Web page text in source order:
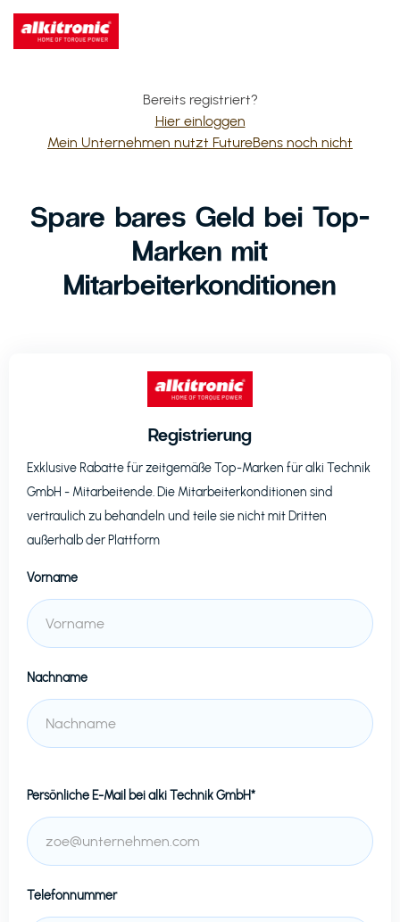
Bereits registriert?
Hier einloggen
Mein Unternehmen nutzt FutureBens noch nicht
Spare bares Geld bei Top-
Marken mit
Mitarbeiterkonditionen
Registrierung
Exklusive Rabatte für zeitgemäße Top-Marken füralki Technik
GmbH - Mitarbeitende. Die Mitarbeiterkonditionen sind
vertraulich zu behandeln und teile sie nicht mit Dritten
außerhalb der Plattform
Vorname
Nachname
Persönliche E-Mail beialki Technik GmbH*
Telefonnummer